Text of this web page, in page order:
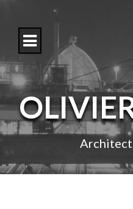
o
c
n
e